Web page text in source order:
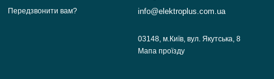
Передзвонити вам?
info@elektroplus.com.ua
03148, м.Київ, вул. Якутська, 8
Мапа проїзду